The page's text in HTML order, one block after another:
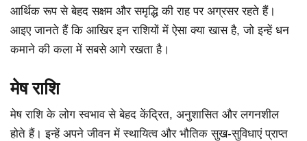
आर्थिक रूप से बेहद सक्षम और समृद्धि की राह पर अग्रसर रहते हैं।
आइए जानते हैं कि आखिर इन राशियों में ऐसा क्या खास है, जो इन्हें धन
कमाने की कला में सबसे आगे रखता है।
मेष राशि
मेष राशि के लोग स्वभाव से बेहद केंद्रित, अनुशासित और लगनशील
होते हैं। इन्हें अपने जीवन में स्थायित्व और भौतिक सुख-सुविधाएं प्राप्त